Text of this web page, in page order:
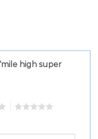
high super